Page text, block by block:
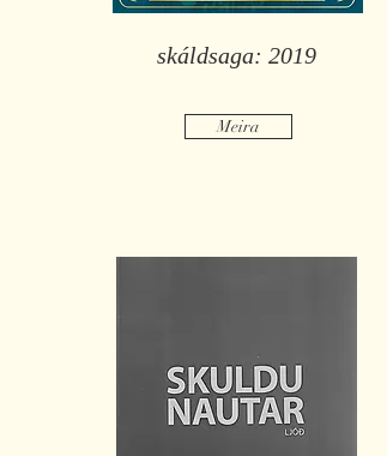
skáldsaga: 2019
Meira